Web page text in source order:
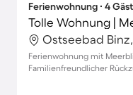
Ferienwohnung ∙ 4
Tolle Wohnung |
Ostseebad
Ferienwohnung mit
Familienfreundlicher